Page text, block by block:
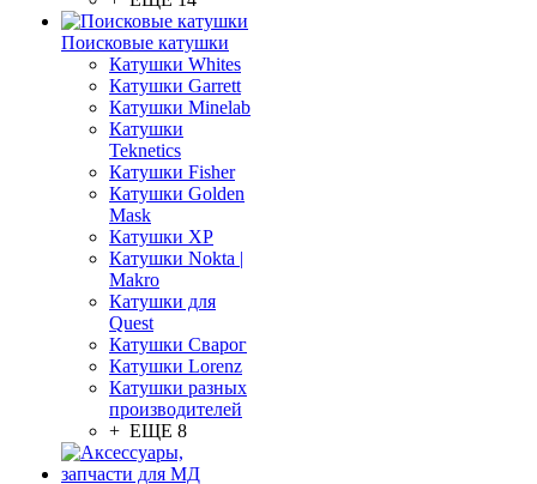
Поисковые катушки
Катушки Whites
Катушки Garrett
Катушки Minelab
Катушки
Teknetics
Катушки Fisher
Катушки Golden
Mask
Катушки XP
Катушки Nokta |
Makro
Катушки для
Quest
Катушки Сварог
Катушки Lorenz
Катушки разных
производителей
+ ЕЩЕ 8